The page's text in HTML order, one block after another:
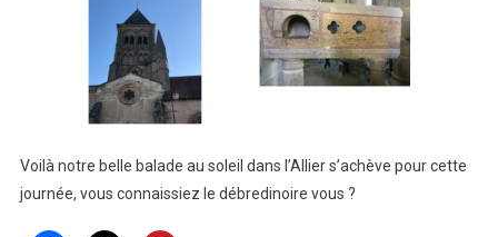
Voilà notre belle balade au soleil dans l’Allier s’achève pour cette
journée, vous connaissiez le débredinoire vous ?